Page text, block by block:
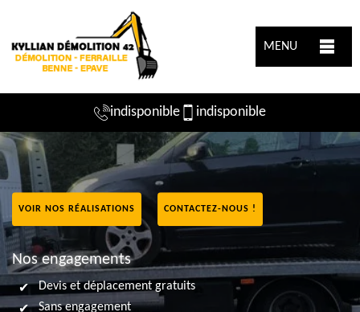
MENU
indisponible indisponible
VOIR NOS RÉALISATIONS CONTACTEZ-NOUS !
Nos engagements
Devis et déplacement gratuits
Sans engagement